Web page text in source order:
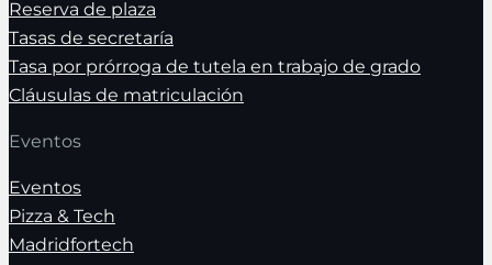
Reserva de plaza
Tasas de secretaría
Tasa por prórroga de tutela en trabajo de grado
Cláusulas de matriculación
Eventos
Eventos
Pizza & Tech
Madridfortech